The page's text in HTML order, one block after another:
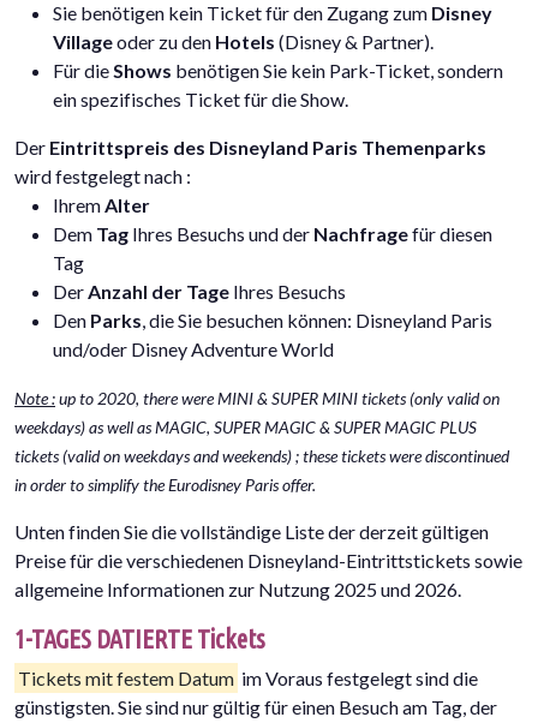
Sie benötigen kein Ticket für den Zugang zum Disney
Villageoder zu den Hotels (Disney & Partner).
Für dieShows benötigen Sie kein Park-Ticket, sondern
ein spezifisches Ticket für die Show.
Der Eintrittspreis des Disneyland Paris Themenparks
wird festgelegt nach :
IhremAlter
Dem Tag Ihres Besuchs und der Nachfragefür diesen
Tag
DerAnzahl der Tage Ihres Besuchs
Den Parks, die Sie besuchen können: Disneyland Paris
und/oder Disney Adventure World
Note :up to 2020, there were MINI & SUPER MINI tickets (only valid on
weekdays) as well as MAGIC, SUPER MAGIC & SUPER MAGIC PLUS
tickets (valid on weekdays and weekends) ; these tickets were discontinued
in order to simplify the Eurodisney Paris offer.
Unten finden Sie die vollständige Liste der derzeit gültigen
Preise für die verschiedenen Disneyland-Eintrittstickets sowie
allgemeine Informationen zur Nutzung 2025 und 2026.
1-TAGES DATIERTE Tickets
Tickets mit festem Datum im Voraus festgelegt sind die
günstigsten. Sie sind nur gültig für einen Besuch am Tag, der